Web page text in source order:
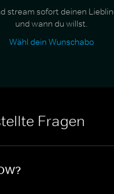
stream sofort deinen
und wann du willst.
Wähl dein Wunschabo
Fragen